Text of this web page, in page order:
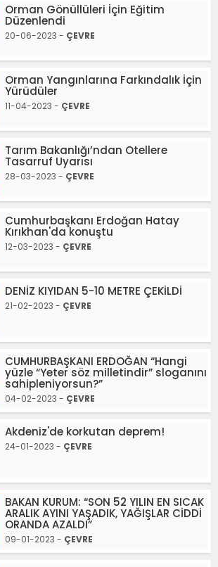
Orman Gönüllüleri İçin Eğitim
Düzenlendi
20-06-2023 - ÇEVRE
Orman Yangınlarına Farkındalık İçin
Yürüdüler
11-04-2023 - ÇEVRE
Tarım Bakanlığı’ndan Otellere
Tasarruf Uyarısı
28-03-2023 - ÇEVRE
Cumhurbaşkanı Erdoğan Hatay
Kırıkhan'da konuştu
12-03-2023 - ÇEVRE
DENİZ KIYIDAN 5-10 METRE ÇEKİLDİ
21-02-2023 - ÇEVRE
CUMHURBAŞKANI ERDOĞAN “Hangi
yüzle “Yeter söz milletindir” sloganını
sahipleniyorsun?”
04-02-2023 - ÇEVRE
Akdeniz'de korkutan deprem!
24-01-2023 - ÇEVRE
BAKAN KURUM: “SON 52 YILIN EN SICAK
ARALIK AYINI YAŞADIK, YAĞIŞLAR CİDDİ
ORANDA AZALDI”
09-01-2023 - ÇEVRE